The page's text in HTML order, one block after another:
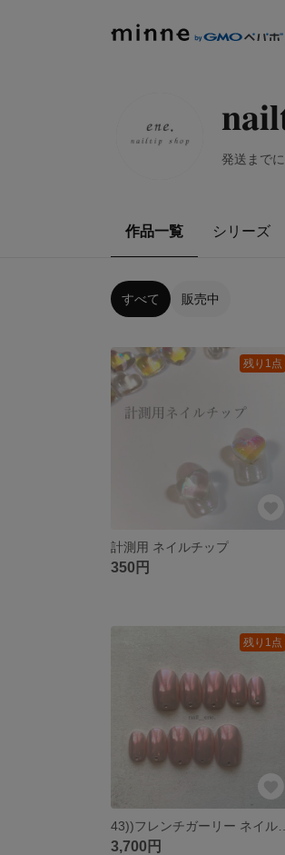
発送まで
作品一覧 シリーズ
すべて 販売中
残り1点
計測用 ネイルチップ
350円
残り1点
3,700円